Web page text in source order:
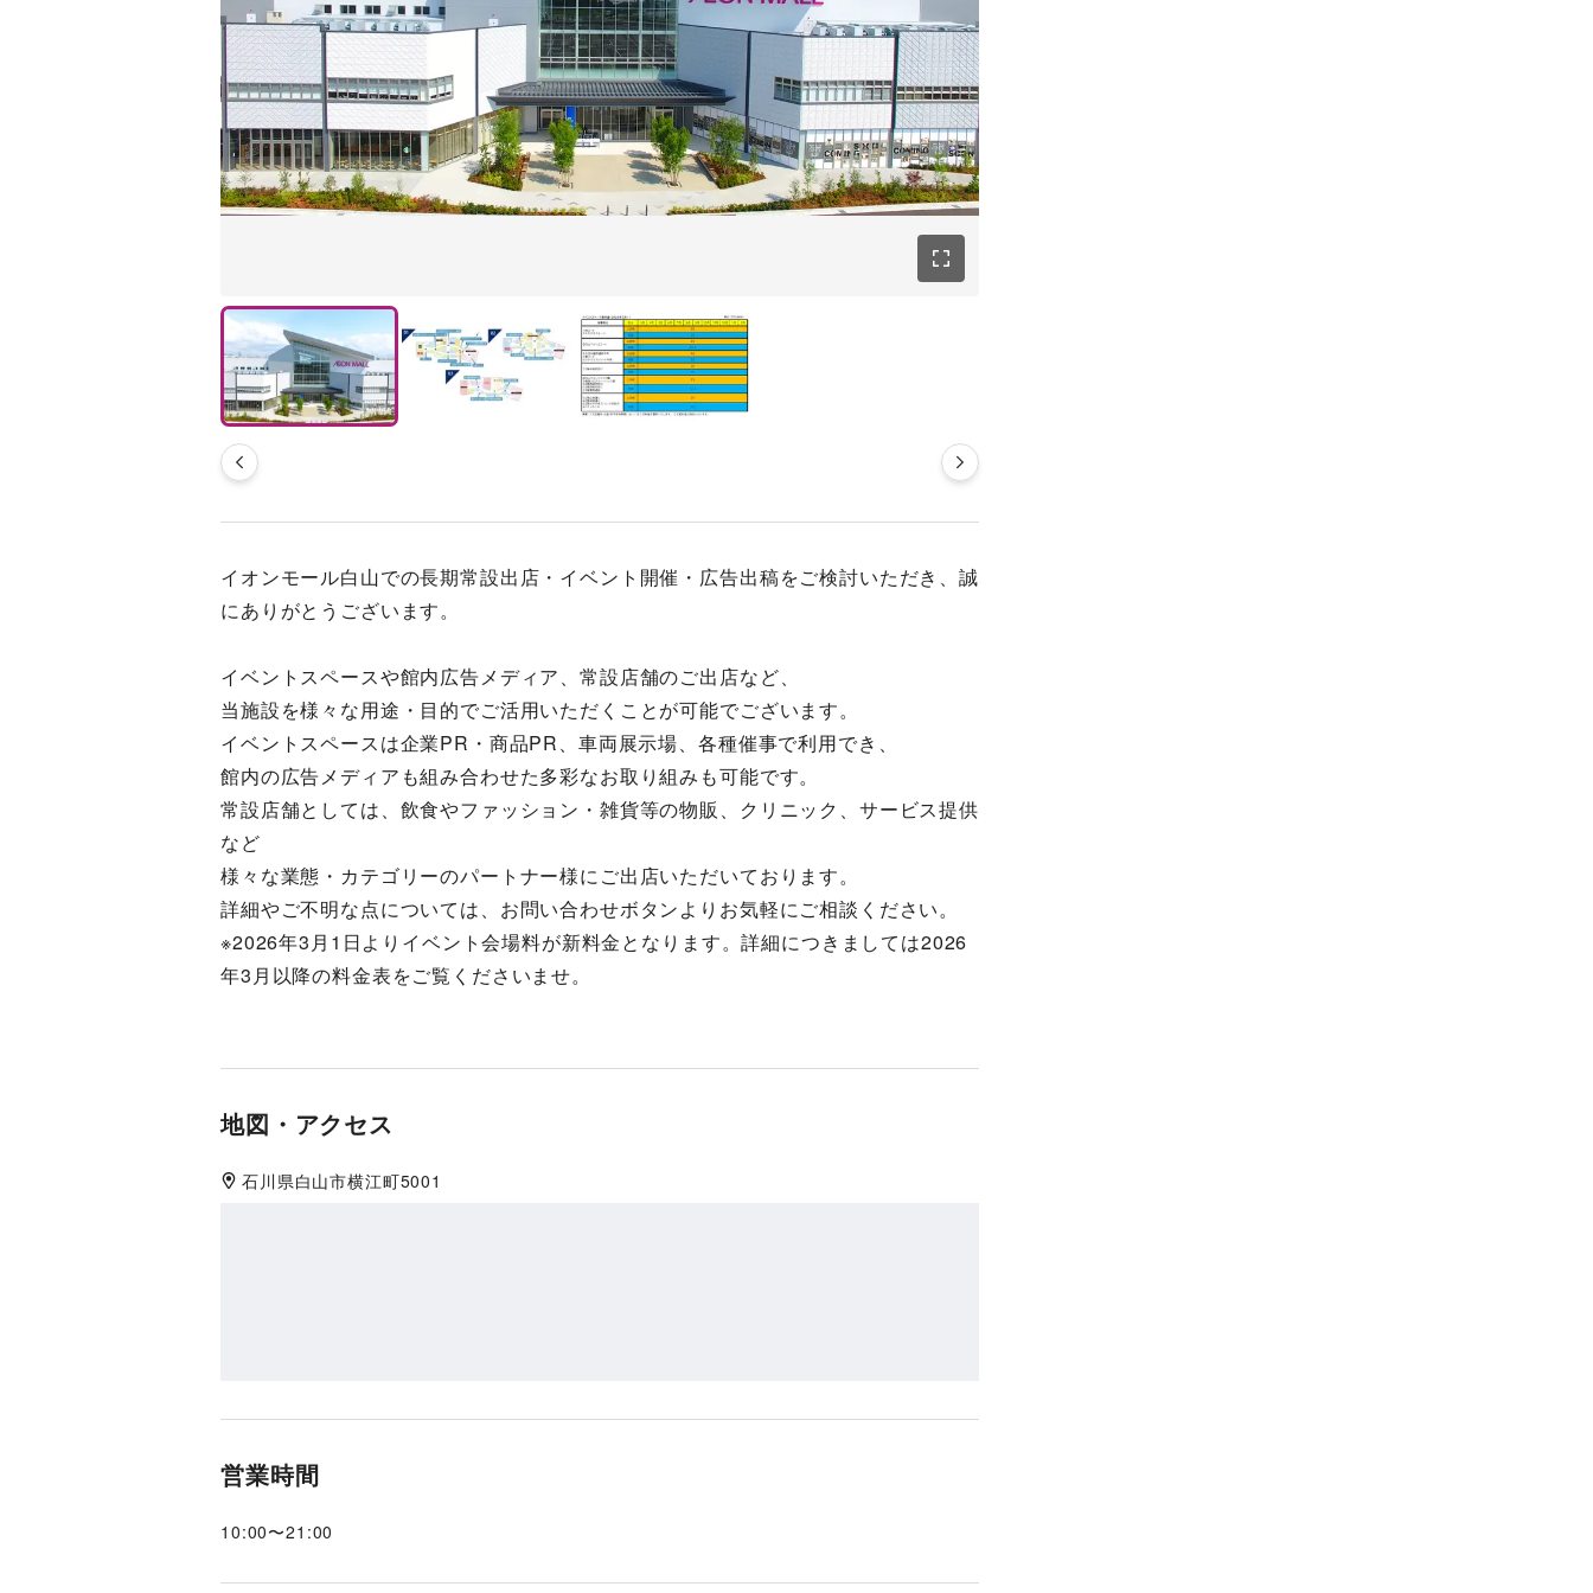
イオンモール白山での長期常設出店・イベント開催・広告出稿をご検討いただき、誠
にありがとうございます。
イベントスペースや館内広告メディア、常設店舗のご出店など、
当施設を様々な用途・目的でご活用いただくことが可能でございます。
イベントスペースは企業PR・商品PR、車両展示場、各種催事で利用でき、
館内の広告メディアも組み合わせた多彩なお取り組みも可能です。
常設店舗としては、飲食やファッション・雑貨等の物販、クリニック、サービス提供
など
様々な業態・カテゴリーのパートナー様にご出店いただいております。
詳細やご不明な点については、お問い合わせボタンよりお気軽にご相談ください。
※2026年3月1日よりイベント会場料が新料金となります。詳細につきましては2026
年3月以降の料金表をご覧くださいませ。
地図・アクセス
石川県白山市横江町5001
営業時間
10:00〜21:00